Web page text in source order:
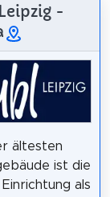
-
ältesten
ist die
als